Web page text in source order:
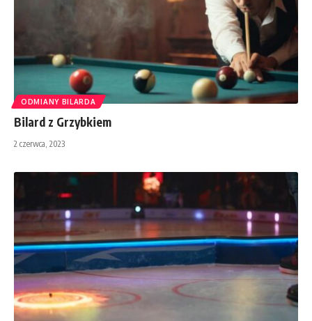
ODMIANY BILARDA
Bilard z Grzybkiem
2 czerwca, 2023